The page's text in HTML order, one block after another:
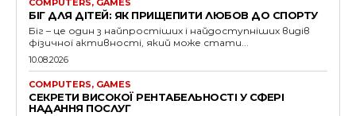
COMPUTERS, GAMES
БІГ ДЛЯ ДІТЕЙ: ЯК ПРИЩЕПИТИ ЛЮБОВ ДО СПОРТУ
Біг – це один з найпростіших і найдоступніших видів
фізичної активності, який може стати...
10.08.2026
COMPUTERS, GAMES
СЕКРЕТИ ВИСОКОЇ РЕНТАБЕЛЬНОСТІ У СФЕРІ
НАДАННЯ ПОСЛУГ